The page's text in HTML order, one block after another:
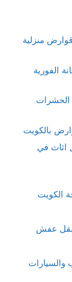
منزلية
الفورية
الحشرات
بالكويت
اثاث في
الكويت
عفش
والسيارات